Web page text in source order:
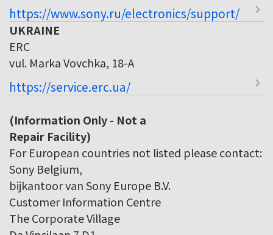
https://www.sony.ru/electronics/support/
UKRAINE
ERC
vul. Marka Vovchka, 18-A
https://service.erc.ua/
(Information Only - Not a
Repair Facility)
For European countries not listed please contact:
Sony Belgium,
bijkantoor van Sony Europe B.V.
Customer Information Centre
The Corporate Village